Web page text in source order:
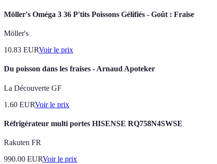
Möller's Oméga 3 36 P'tits Poissons Gélifiés - Goût : Fraise
Möller's
10.83 EURVoir le prix
Du poisson dans les fraises - Arnaud Apoteker
La Découverte GF
1.60 EURVoir le prix
Réfrigérateur multi portes HISENSE RQ758N4SWSE
Rakuten FR
990.00 EURVoir le prix